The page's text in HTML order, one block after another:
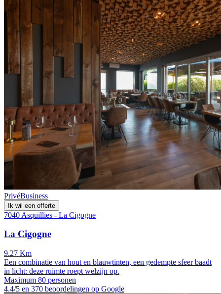
PrivéBusiness
Ik wil een offerte
7040 Asquillies - La Cigogne
La Cigogne
9.27 Km
Een combinatie van hout en blauwtinten, een gedempte sfeer baadt
in licht: deze ruimte roept welzijn op.
Maximum 80 personen
4.4/5 en 370 beoordelingen op Google